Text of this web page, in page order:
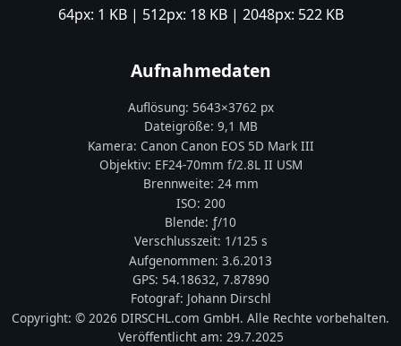
64px: 1 KB| 512px: 18 KB| 2048px: 522 KB
Aufnahmedaten
Auflösung: 5643×3762 px
Dateigröße: 9,1 MB
Kamera: CanonCanon EOS 5D Mark III
Objektiv: EF24-70mm f/2.8L II USM
Brennweite: 24mm
ISO: 200
Blende: ƒ/10
Verschlusszeit: 1/125 s
Aufgenommen: 3.6.2013
GPS: 54.18632, 7.87890
Fotograf: Johann Dirschl
Copyright: © 2026 DIRSCHL.com GmbH. Alle Rechte vorbehalten.
Veröffentlicht am: 29.7.2025